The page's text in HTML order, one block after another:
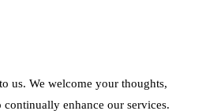
us. We welcome your thoughts,
continually enhance our services.